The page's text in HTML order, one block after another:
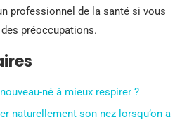
professionnel de la santé si vous
préoccupations.
né à mieux respirer ?
naturellement son nez lorsqu’on a